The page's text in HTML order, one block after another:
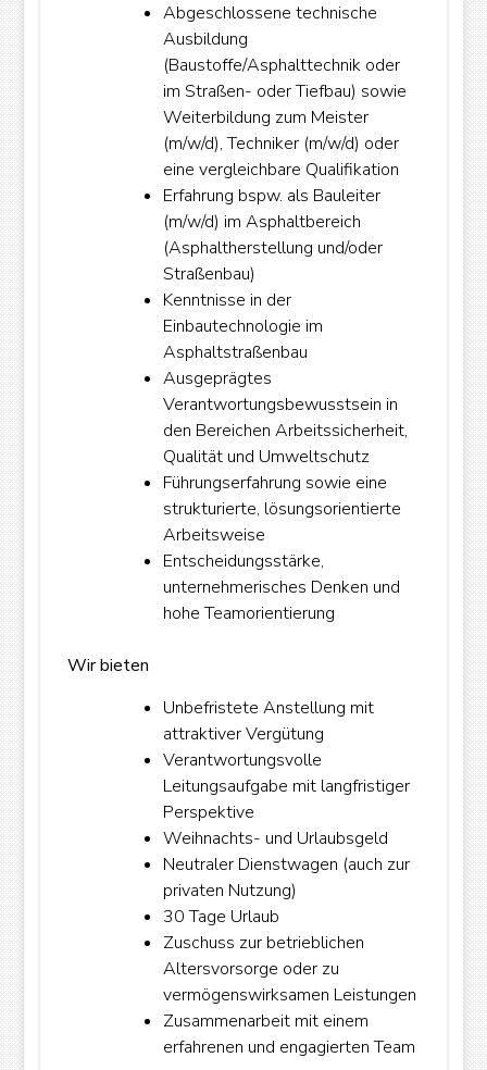
Abgeschlossene technische
Ausbildung
(Baustoffe/Asphalttechnik oder
im Straßen- oder Tiefbau) sowie
Weiterbildung zum Meister
(m/w/d), Techniker (m/w/d) oder
eine vergleichbare Qualifikation
Erfahrung bspw. als Bauleiter
(m/w/d) im Asphaltbereich
(Asphaltherstellung und/oder
Straßenbau)
Kenntnisse in der
Einbautechnologie im
Asphaltstraßenbau
Ausgeprägtes
Verantwortungsbewusstsein in
den Bereichen Arbeitssicherheit,
Qualität und Umweltschutz
Führungserfahrung sowie eine
strukturierte, lösungsorientierte
Arbeitsweise
Entscheidungsstärke,
unternehmerisches Denken und
hohe Teamorientierung
Wir bieten
Unbefristete Anstellung mit
attraktiver Vergütung
Verantwortungsvolle
Leitungsaufgabe mit langfristiger
Perspektive
Weihnachts- und Urlaubsgeld
Neutraler Dienstwagen (auch zur
privaten Nutzung)
30 Tage Urlaub
Zuschuss zur betrieblichen
Altersvorsorge oder zu
vermögenswirksamen Leistungen
Zusammenarbeit mit einem
erfahrenen und engagierten Team